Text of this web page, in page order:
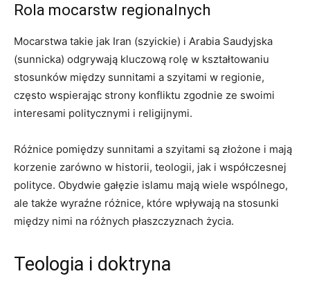
Rola mocarstw regionalnych
Mocarstwa takie jak Iran (szyickie) i Arabia Saudyjska
(sunnicka) odgrywają kluczową rolę w kształtowaniu
stosunków między sunnitami a szyitami w regionie,
często wspierając strony konfliktu zgodnie ze swoimi
interesami politycznymi i religijnymi.
Różnice pomiędzy sunnitami a szyitami są złożone i mają
korzenie zarówno w historii, teologii, jak i współczesnej
polityce. Obydwie gałęzie islamu mają wiele wspólnego,
ale także wyraźne różnice, które wpływają na stosunki
między nimi na różnych płaszczyznach życia.
Teologia i doktryna